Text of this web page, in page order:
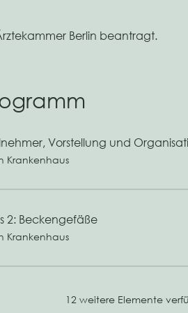
Berlin beantragt.
Vorstellung und
Krankenhaus
2: Beckengefäße
Krankenhaus
12 weitere Elemente